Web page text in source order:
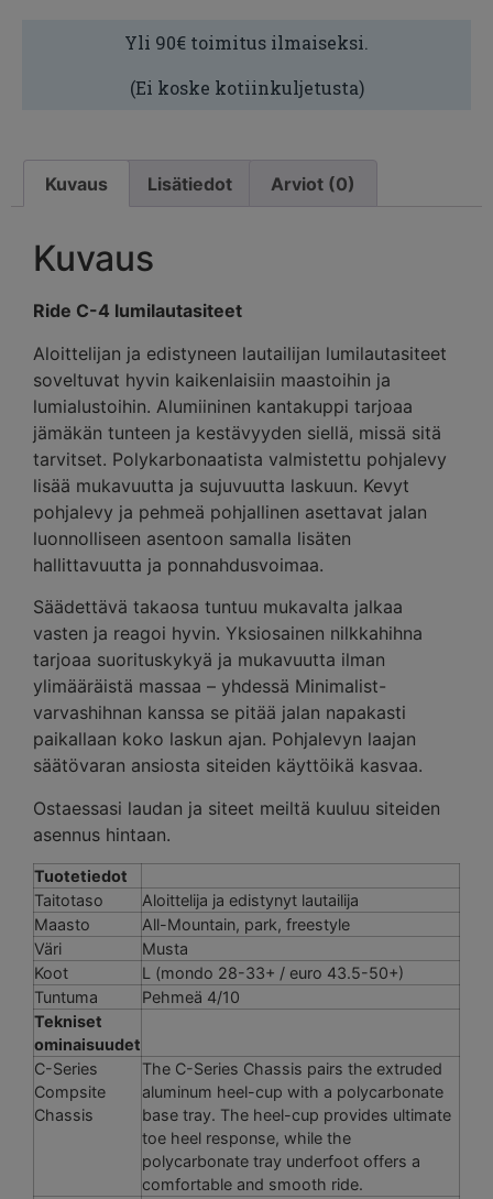
Yli 90€ toimitus ilmaiseksi.
(Ei koske kotiinkuljetusta)
Kuvaus Lisätiedot Arviot (0)
Kuvaus
Ride C-4 lumilautasiteet
Aloittelijan ja edistyneen lautailijan lumilautasiteet
soveltuvat hyvin kaikenlaisiin maastoihin ja
lumialustoihin. Alumiininen kantakuppi tarjoaa
jämäkän tunteen ja kestävyyden siellä, missä sitä
tarvitset. Polykarbonaatista valmistettu pohjalevy
lisää mukavuutta ja sujuvuutta laskuun. Kevyt
pohjalevy ja pehmeä pohjallinen asettavat jalan
luonnolliseen asentoon samalla lisäten
hallittavuutta ja ponnahdusvoimaa.
Säädettävä takaosa tuntuu mukavalta jalkaa
vasten ja reagoi hyvin. Yksiosainen nilkkahihna
tarjoaa suorituskykyä ja mukavuutta ilman
ylimääräistä massaa – yhdessä Minimalist-
varvashihnan kanssa se pitää jalan napakasti
paikallaan koko laskun ajan. Pohjalevyn laajan
säätövaran ansiosta siteiden käyttöikä kasvaa.
Ostaessasi laudan ja siteet meiltä kuuluu siteiden
asennus hintaan.
Tuotetiedot
Taitotaso
Aloittelija ja edistynyt lautailija
Maasto
All-Mountain, park, freestyle
Väri
Musta
Koot
L (mondo 28-33+ / euro 43.5-50+)
Tuntuma
Pehmeä 4/10
Tekniset
ominaisuudet
C-Series
Compsite
Chassis
The C-Series Chassis pairs the extruded
aluminum heel-cup with a polycarbonate
base tray. The heel-cup provides ultimate
toe heel response, while the
polycarbonate tray underfoot offers a
comfortable and smooth ride.